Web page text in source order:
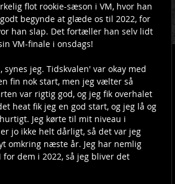
flot rookie-sæson i VM, hvor han
begynde at glæde os til 2022, for
han slap. Det fortæller han selv lidt
VM-finale i onsdags!
jeg. Tidskvalen' var okay med
fin nok start, men jeg vælter så
var rigtig god, og jeg fik overhalet
heat fik jeg en god start, og jeg lå og
Jeg kørte til mit niveau i
jo ikke helt dårligt, så det var jeg
omkring næste år. Jeg har nemlig
for dem i 2022, så jeg bliver det